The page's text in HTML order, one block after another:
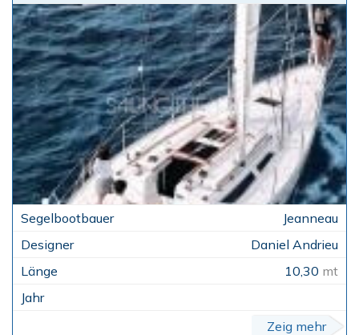
Jeanneau
Daniel Andrieu
10,30 mt
Zeig mehr